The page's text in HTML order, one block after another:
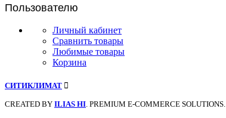
Пользователю
Личный кабинет
Сравнить товары
Любимые товары
Корзина
СИТИКЛИМАТ
CREATED BY ILIAS HI. PREMIUM E-COMMERCE SOLUTIONS.